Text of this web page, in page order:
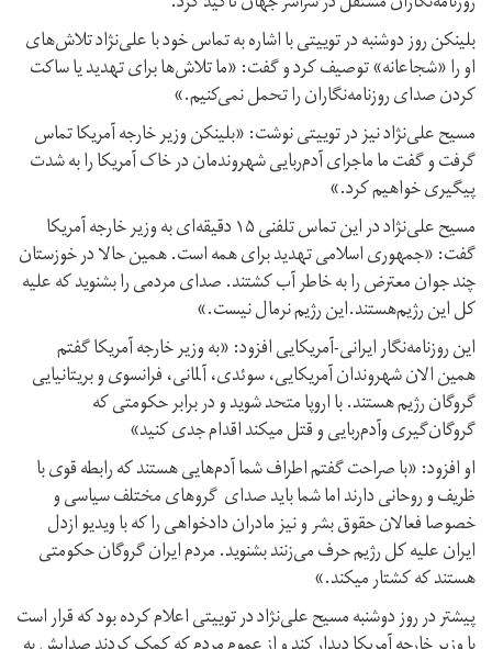
بلینکن روز دوشنبه در توییتی با اشاره به تماس خود با علی‌نژاد تلاش‌های
او را «شجاعانه» توصیف کرد و گفت: «ما تلاش‌ها برای تهدید یا ساکت
کردن صدای روزنامه‌نگاران را تحمل نمی‌کنیم.»
مسیح علی‌نژاد نیز در توییتی نوشت: «بلینکن وزیر خارجه آمریکا تماس
گرفت و گفت ما ماجرای آدم‌ربایی شهروندمان در خاک آمریکا را به شدت
پیگیری خواهیم کرد.»
مسیح علی‌نژاد در این تماس تلفنی ۱۵ دقیقه‌ای به وزیر خارجه آمریکا
گفت: «جمهوری اسلامی ‌تهدید برای همه است. همین حالا در خوزستان
چند جوان معترض را به خاطر آب کشتند. صدای مردمی را بشنوید که علیه
کل این رژیم‌هستند.این رژیم نرمال نیست.»
این روزنامه‌نگار ایرانی-آمریکایی افزود: «به وزیر خارجه آمریکا گفتم
همین الان شهروندان آمریکایی، سوئدی، آلمانی، فرانسوی ‌و بریتانیایی
گروگان رژیم هستند. با اروپا متحد شوید و در برابر حکومتی که
گروگان‌گیری و‌آدم‌ربایی و قتل میکند اقدام جدی کنید»
او افزود: «با صراحت گفتم اطراف شما آدم‌هایی هستند که رابطه قوی با
ظریف و روحانی دارند اما شما باید صدای گروهای مختلف سیاسی و
خصوصا فعالان حقوق بشر و نیز مادران دادخواهی را که با ویدیو ازدل
ایران علیه کل رژیم حرف می‌زنند بشنوید. مردم ایران گروگان حکومتی
هستند که کشتار میکند.»
پیشتر در روز دوشنبه مسیح علی‌نژاد در توییتی اعلام کرده بود که قرار است